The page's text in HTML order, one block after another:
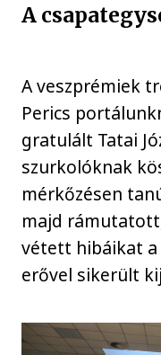
A
A veszprémiek
Perics
gratulált Tatai
szurkolóknak
mérkőzésen
majd
vétett hibáikat
erővel sikerült